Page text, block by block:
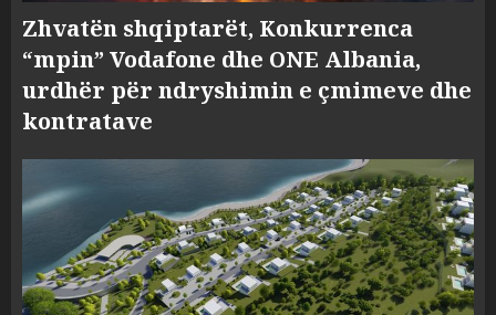
Zhvatën shqiptarët, Konkurrenca
“mpin” Vodafone dhe ONE Albania,
urdhër për ndryshimin e çmimeve dhe
kontratave